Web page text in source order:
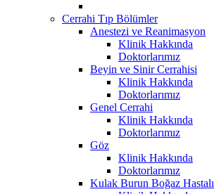
Cerrahi Tıp Bölümler
Anestezi ve Reanimasyon
Klinik Hakkında
Doktorlarımız
Beyin ve Sinir Cerrahisi
Klinik Hakkında
Doktorlarımız
Genel Cerrahi
Klinik Hakkında
Doktorlarımız
Göz
Klinik Hakkında
Doktorlarımız
Kulak Burun Boğaz